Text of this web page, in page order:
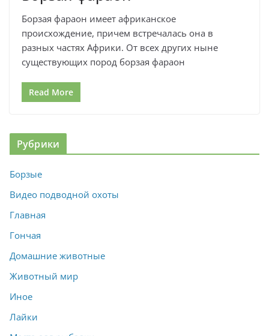
Борзая фараон имеет африканское
происхождение, причем встречалась она в
разных частях Африки. От всех других ныне
существующих пород борзая фараон
Read More
Рубрики
Борзые
Видео подводной охоты
Главная
Гончая
Домашние животные
Животный мир
Иное
Лайки